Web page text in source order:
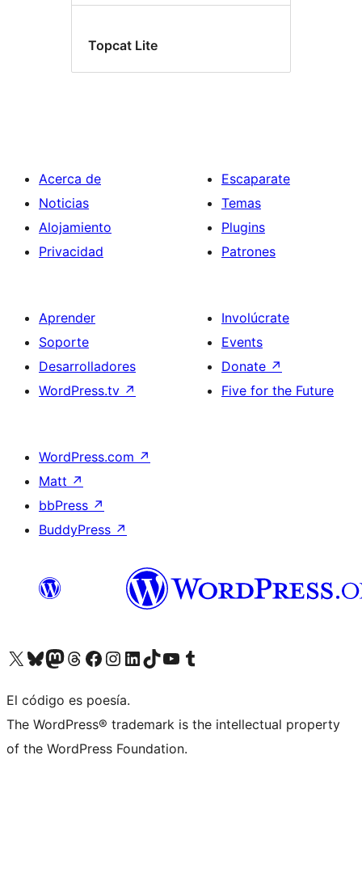
Topcat Lite
Acerca de
Noticias
Alojamiento
Privacidad
Escaparate
Temas
Plugins
Patrones
Aprender
Soporte
Desarrolladores
WordPress.tv ↗
Involúcrate
Events
Donate ↗
Five for the Future
WordPress.com ↗
Matt ↗
bbPress ↗
BuddyPress ↗
Visit our X (formerly Twitter) account
Visit our Bluesky account
Visit our Mastodon account
Visit our Threads account
Visita nuestra página de Facebook
Visita nuestra cuenta de Instagram
Visita nuestra cuenta de LinkedIn
Visit our TikTok account
Visita nuestro canal de YouTube
Visit our Tumblr account
El código es poesía.
The WordPress® trademark is the intellectual property
of the WordPress Foundation.